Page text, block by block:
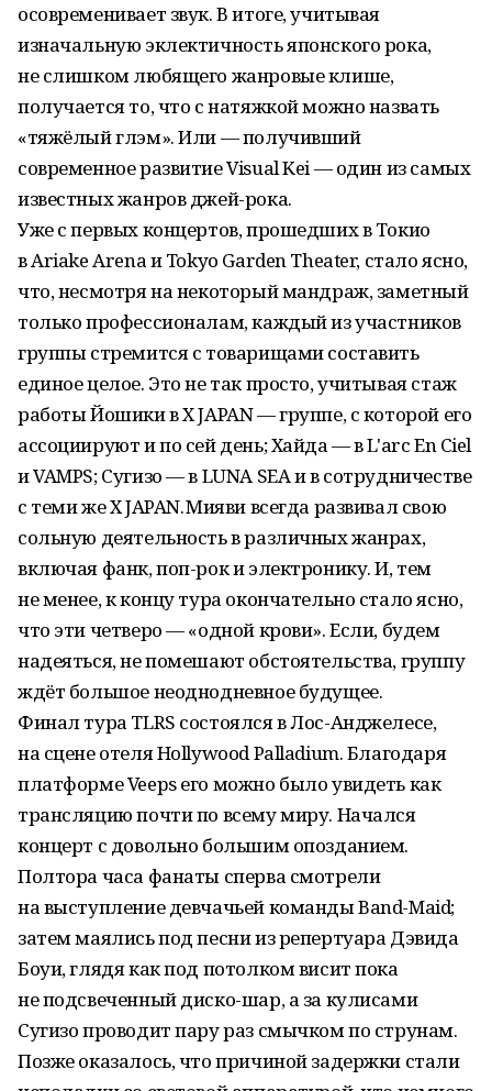
осовременивает звук. В итоге, учитывая
изначальную эклектичность японского рока,
не слишком любящего жанровые клише,
получается то, что с натяжкой можно назвать
«тяжёлый глэм». Или — получивший
современное развитие Visual Kei — один из самых
известных жанров джей-рока.
Уже с первых концертов, прошедших в Токио
в Ariake Arena и Tokyo Garden Theater, стало ясно,
что, несмотря на некоторый мандраж, заметный
только профессионалам, каждый из участников
группы стремится с товарищами составить
единое целое. Это не так просто, учитывая стаж
работы Йошики в X JAPAN — группе, с которой его
ассоциируют и по сей день; Хайда — в L'arc En Ciel
и VAMPS; Сугизо — в LUNA SEA и в сотрудничестве
с теми же X JAPAN. Мияви всегда развивал свою
сольную деятельность в различных жанрах,
включая фанк, поп-рок и электронику. И, тем
не менее, к концу тура окончательно стало ясно,
что эти четверо — «одной крови». Если, будем
надеяться, не помешают обстоятельства, группу
ждёт большое неоднодневное будущее.
Финал тура TLRS состоялся в Лос-Анджелесе,
на сцене отеля Hollywood Palladium. Благодаря
платформе Veeps его можно было увидеть как
трансляцию почти по всему миру. Начался
концерт с довольно большим опозданием.
Полтора часа фанаты сперва смотрели
на выступление девчачьей команды Band-Maid;
затем маялись под песни из репертуара Дэвида
Боуи, глядя как под потолком висит пока
не подсвеченный диско-шар, а за кулисами
Сугизо проводит пару раз смычком по струнам.
Позже оказалось, что причиной задержки стали